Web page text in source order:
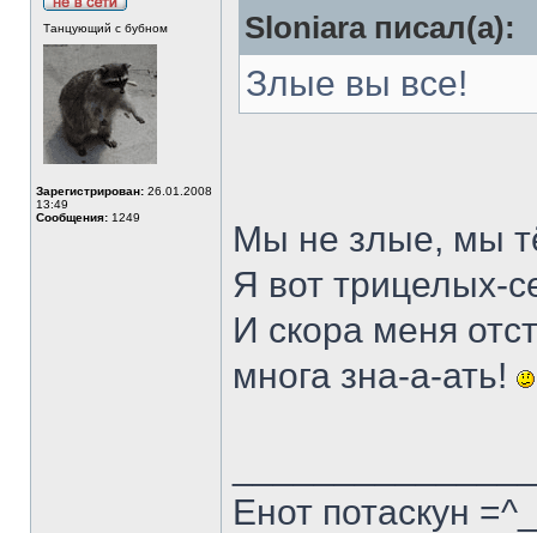
Танцующий с бубном
Зарегистрирован: 26.01.2008
13:49
Сообщения: 1249
Sloniara писал(а):
Злые вы все!
Мы не злые, мы
Я вот трицелых-
И скора меня
многа зна-а-ать!
Енот потаскун